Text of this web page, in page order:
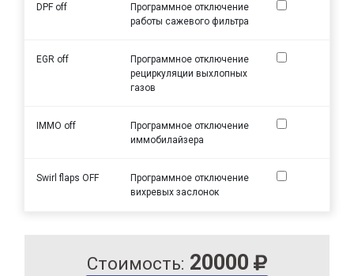
DPF off
Программное отключение
работы сажевого фильтра
EGR off
Программное отключение
рециркуляции выхлопных
газов
IMMO off
Программное отключение
иммобилайзера
Swirl flaps OFF
Программное отключение
вихревых заслонок
Стоимость: 20000